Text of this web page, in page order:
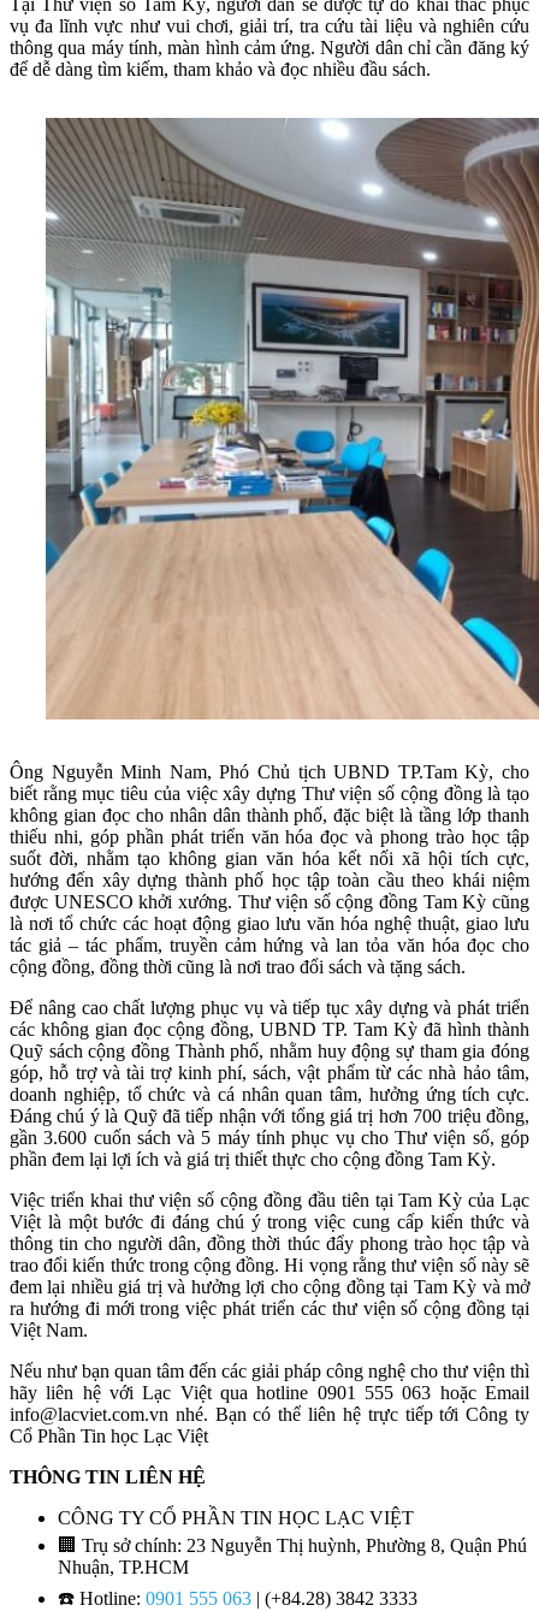
Tại Thư viện số Tam Kỳ, người dân sẽ được tự do khai thác phục
vụ đa lĩnh vực như vui chơi, giải trí, tra cứu tài liệu và nghiên cứu
thông qua máy tính, màn hình cảm ứng. Người dân chỉ cần đăng ký
để dễ dàng tìm kiếm, tham khảo và đọc nhiều đầu sách.
Ông Nguyễn Minh Nam, Phó Chủ tịch UBND TP.Tam Kỳ, cho
biết rằng mục tiêu của việc xây dựng Thư viện số cộng đồng là tạo
không gian đọc cho nhân dân thành phố, đặc biệt là tầng lớp thanh
thiếu nhi, góp phần phát triển văn hóa đọc và phong trào học tập
suốt đời, nhằm tạo không gian văn hóa kết nối xã hội tích cực,
hướng đến xây dựng thành phố học tập toàn cầu theo khái niệm
được UNESCO khởi xướng. Thư viện số cộng đồng Tam Kỳ cũng
là nơi tổ chức các hoạt động giao lưu văn hóa nghệ thuật, giao lưu
tác giả – tác phẩm, truyền cảm hứng và lan tỏa văn hóa đọc cho
cộng đồng, đồng thời cũng là nơi trao đổi sách và tặng sách.
Để nâng cao chất lượng phục vụ và tiếp tục xây dựng và phát triển
các không gian đọc cộng đồng, UBND TP. Tam Kỳ đã hình thành
Quỹ sách cộng đồng Thành phố, nhằm huy động sự tham gia đóng
góp, hỗ trợ và tài trợ kinh phí, sách, vật phẩm từ các nhà hảo tâm,
doanh nghiệp, tổ chức và cá nhân quan tâm, hưởng ứng tích cực.
Đáng chú ý là Quỹ đã tiếp nhận với tổng giá trị hơn 700 triệu đồng,
gần 3.600 cuốn sách và 5 máy tính phục vụ cho Thư viện số, góp
phần đem lại lợi ích và giá trị thiết thực cho cộng đồng Tam Kỳ.
Việc triển khai thư viện số cộng đồng đầu tiên tại Tam Kỳ của Lạc
Việt là một bước đi đáng chú ý trong việc cung cấp kiến thức và
thông tin cho người dân, đồng thời thúc đẩy phong trào học tập và
trao đổi kiến thức trong cộng đồng. Hi vọng rằng thư viện số này sẽ
đem lại nhiều giá trị và hưởng lợi cho cộng đồng tại Tam Kỳ và mở
ra hướng đi mới trong việc phát triển các thư viện số cộng đồng tại
Việt Nam.
Nếu như bạn quan tâm đến các giải pháp công nghệ cho thư viện thì
hãy liên hệ với Lạc Việt qua hotline 0901 555 063 hoặc Email
info@lacviet.com.vn nhé. Bạn có thể liên hệ trực tiếp tới Công ty
Cổ Phần Tin học Lạc Việt
THÔNG TIN LIÊN HỆ
CÔNG TY CỔ PHẦN TIN HỌC LẠC VIỆT
🏢 Trụ sở chính: 23 Nguyễn Thị huỳnh, Phường 8, Quận Phú
Nhuận, TP.HCM
☎️ Hotline: 0901 555 063 | (+84.28) 3842 3333